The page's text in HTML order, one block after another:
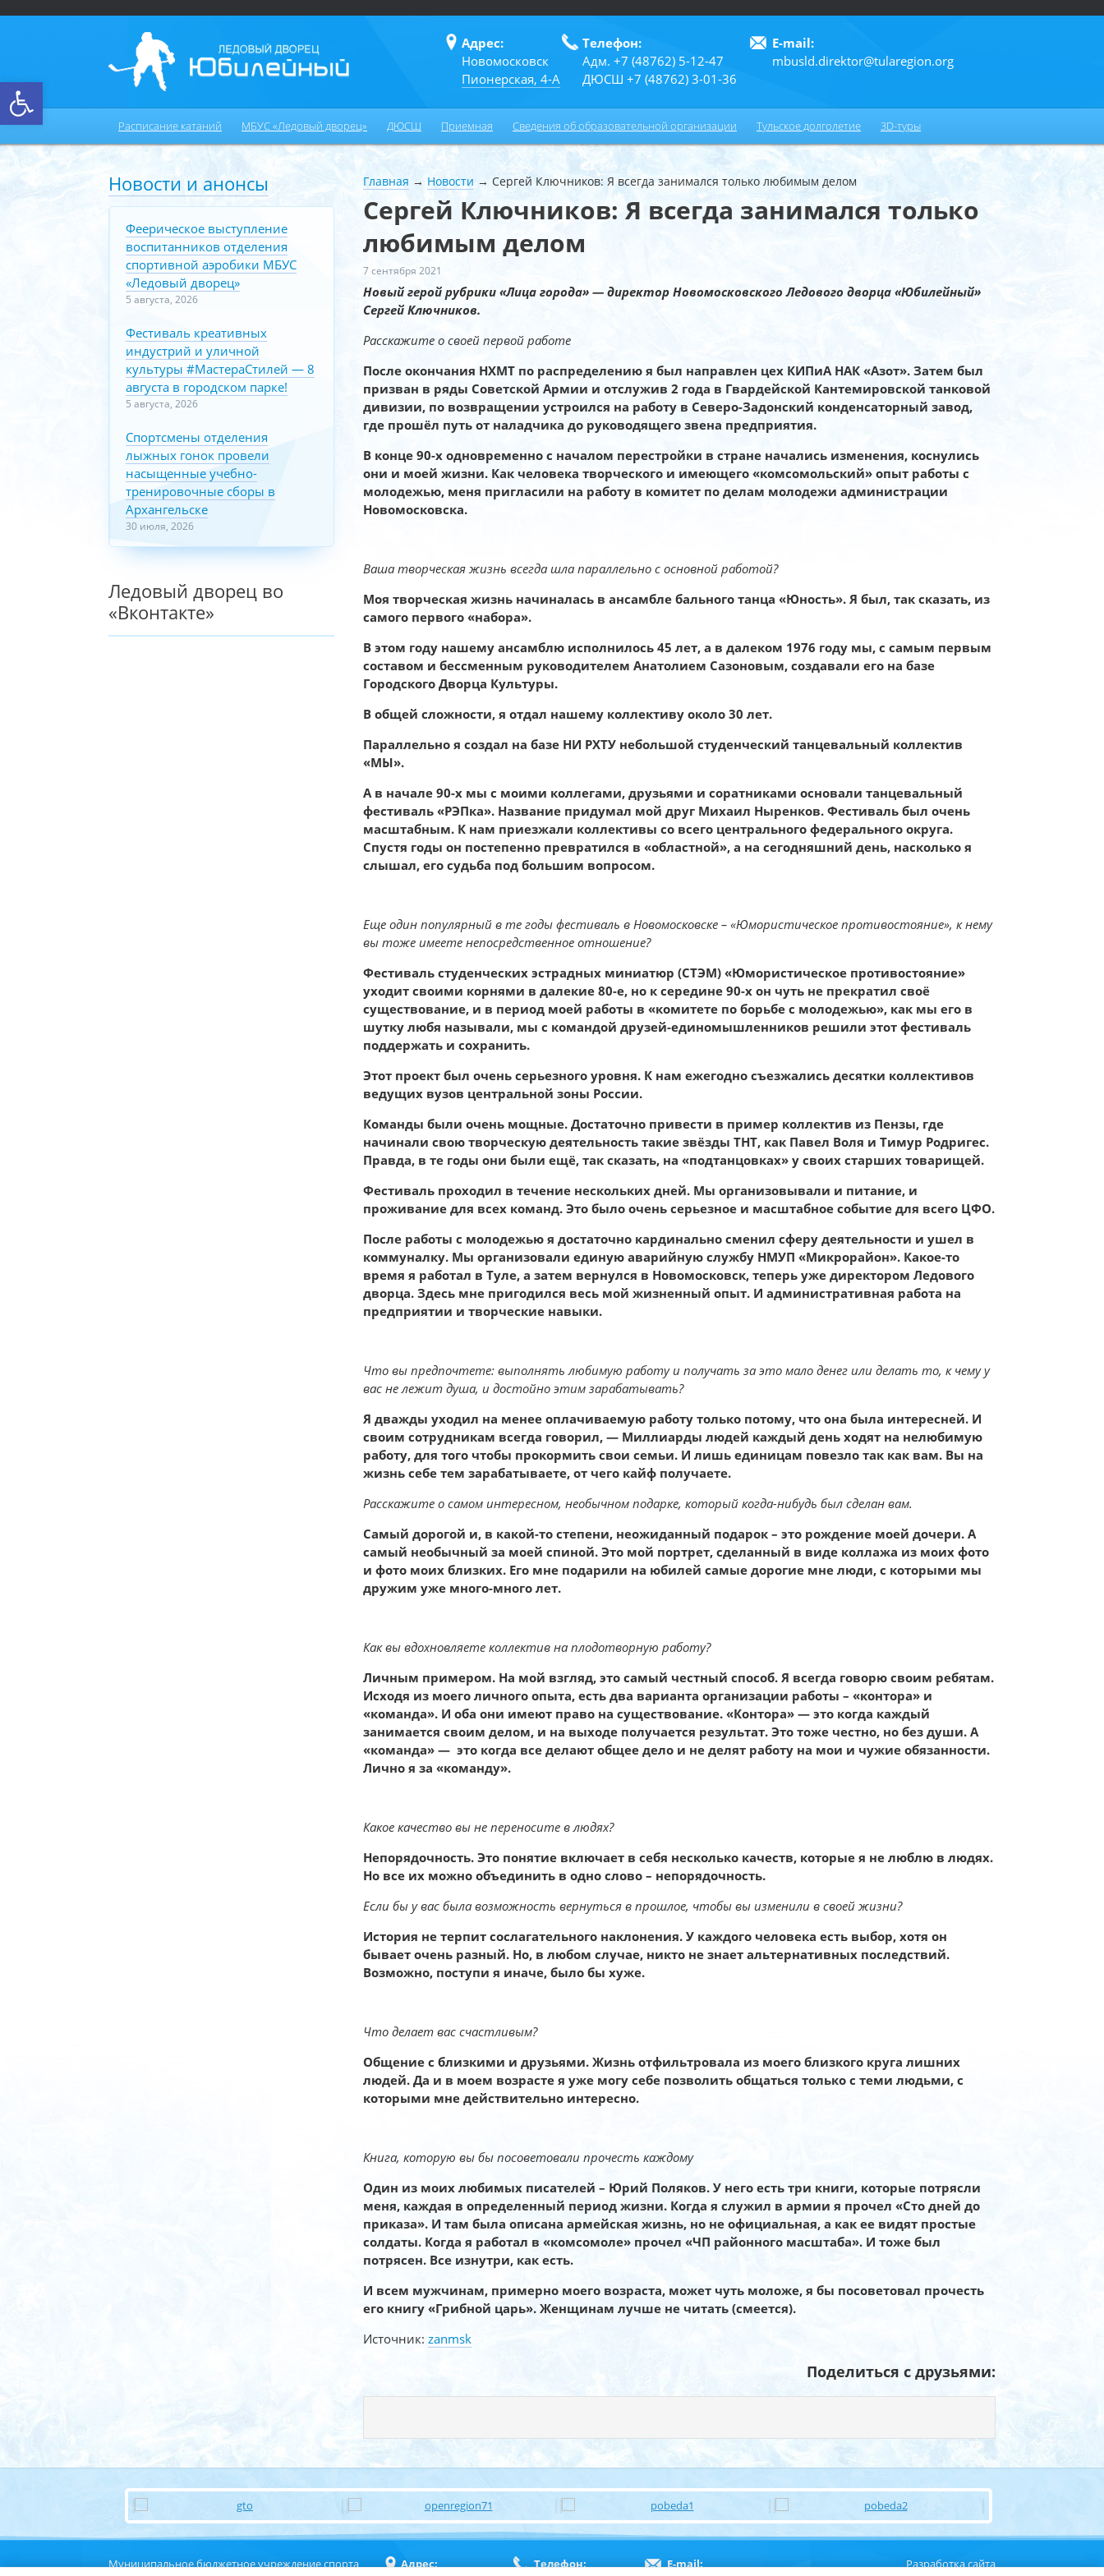
Открыть панель инструментов
Адрес:
Новомосковск
Пионерская, 4-А
Телефон:
Адм. +7 (48762) 5-12-47
ДЮСШ +7 (48762) 3-01-36
E-mail:
mbusld.direktor@tularegion.org
Расписание катаний МБУС «Ледовый дворец» ДЮСШ Приемная Сведения об образовательной организации Тульское долголетие 3D-туры
Главная → Новости →Сергей Ключников: Я всегда занимался только любимым делом
Сергей Ключников: Я всегда занимался только
любимым делом
7 сентября 2021
Новый герой рубрики «Лица города» — директор Новомосковского Ледового дворца «Юбилейный»
Сергей Ключников.
Расскажите о своей первой работе
После окончания НХМТ по распределению я был направлен цех КИПиА НАК «Азот». Затем был
призван в ряды Советской Армии и отслужив 2 года в Гвардейской Кантемировской танковой
дивизии, по возвращении устроился на работу в Северо-Задонский конденсаторный завод,
где прошёл путь от наладчика до руководящего звена предприятия.
В конце 90-х одновременно с началом перестройки в стране начались изменения, коснулись
они и моей жизни. Как человека творческого и имеющего «комсомольский» опыт работы с
молодежью, меня пригласили на работу в комитет по делам молодежи администрации
Новомосковска.
Ваша творческая жизнь всегда шла параллельно с основной работой?
Моя творческая жизнь начиналась в ансамбле бального танца «Юность». Я был, так сказать, из
самого первого «набора».
В этом году нашему ансамблю исполнилось 45 лет, а в далеком 1976 году мы, с самым первым
составом и бессменным руководителем Анатолием Сазоновым, создавали его на базе
Городского Дворца Культуры.
В общей сложности, я отдал нашему коллективу около 30 лет.
Параллельно я создал на базе НИ РХТУ небольшой студенческий танцевальный коллектив
«МЫ».
А в начале 90-х мы с моими коллегами, друзьями и соратниками основали танцевальный
фестиваль «РЭПка». Название придумал мой друг Михаил Ныренков. Фестиваль был очень
масштабным. К нам приезжали коллективы со всего центрального федерального округа.
Спустя годы он постепенно превратился в «областной», а на сегодняшний день, насколько я
слышал, его судьба под большим вопросом.
Еще один популярный в те годы фестиваль в Новомосковске – «Юмористическое противостояние», к нему
вы тоже имеете непосредственное отношение?
Фестиваль студенческих эстрадных миниатюр (СТЭМ) «Юмористическое противостояние»
уходит своими корнями в далекие 80-е, но к середине 90-х он чуть не прекратил своё
существование, и в период моей работы в «комитете по борьбе с молодежью», как мы его в
шутку любя называли, мы с командой друзей-единомышленников решили этот фестиваль
поддержать и сохранить.
Этот проект был очень серьезного уровня. К нам ежегодно съезжались десятки коллективов
ведущих вузов центральной зоны России.
Команды были очень мощные. Достаточно привести в пример коллектив из Пензы, где
начинали свою творческую деятельность такие звёзды ТНТ, как Павел Воля и Тимур Родригес.
Правда, в те годы они были ещё, так сказать, на «подтанцовках» у своих старших товарищей.
Фестиваль проходил в течение нескольких дней. Мы организовывали и питание, и
проживание для всех команд. Это было очень серьезное и масштабное событие для всего ЦФО.
После работы с молодежью я достаточно кардинально сменил сферу деятельности и ушел в
коммуналку. Мы организовали единую аварийную службу НМУП «Микрорайон». Какое-то
время я работал в Туле, а затем вернулся в Новомосковск, теперь уже директором Ледового
дворца. Здесь мне пригодился весь мой жизненный опыт. И административная работа на
предприятии и творческие навыки.
Что вы предпочтете: выполнять любимую работу и получать за это мало денег или делать то, к чему у
вас не лежит душа, и достойно этим зарабатывать?
Я дважды уходил на менее оплачиваемую работу только потому, что она была интересней. И
своим сотрудникам всегда говорил, — Миллиарды людей каждый день ходят на нелюбимую
работу, для того чтобы прокормить свои семьи. И лишь единицам повезло так как вам. Вы на
жизнь себе тем зарабатываете, от чего кайф получаете.
Расскажите о самом интересном, необычном подарке, который когда-нибудь был сделан вам.
Самый дорогой и, в какой-то степени, неожиданный подарок – это рождение моей дочери. А
самый необычный за моей спиной. Это мой портрет, сделанный в виде коллажа из моих фото
и фото моих близких. Его мне подарили на юбилей самые дорогие мне люди, с которыми мы
дружим уже много-много лет.
Как вы вдохновляете коллектив на плодотворную работу?
Личным примером. На мой взгляд, это самый честный способ. Я всегда говорю своим ребятам.
Исходя из моего личного опыта, есть два варианта организации работы – «контора» и
«команда». И оба они имеют право на существование. «Контора» — это когда каждый
занимается своим делом, и на выходе получается результат. Это тоже честно, но без души. А
«команда» — это когда все делают общее дело и не делят работу на мои и чужие обязанности.
Лично я за «команду».
Какое качество вы не переносите в людях?
Непорядочность. Это понятие включает в себя несколько качеств, которые я не люблю в людях.
Но все их можно объединить в одно слово – непорядочность.
Если бы у вас была возможность вернуться в прошлое, чтобы вы изменили в своей жизни?
История не терпит сослагательного наклонения. У каждого человека есть выбор, хотя он
бывает очень разный. Но, в любом случае, никто не знает альтернативных последствий.
Возможно, поступи я иначе, было бы хуже.
Что делает вас счастливым?
Общение с близкими и друзьями. Жизнь отфильтровала из моего близкого круга лишних
людей. Да и в моем возрасте я уже могу себе позволить общаться только с теми людьми, с
которыми мне действительно интересно.
Книга, которую вы бы посоветовали прочесть каждому
Один из моих любимых писателей – Юрий Поляков. У него есть три книги, которые потрясли
меня, каждая в определенный период жизни. Когда я служил в армии я прочел «Сто дней до
приказа». И там была описана армейская жизнь, но не официальная, а как ее видят простые
солдаты. Когда я работал в «комсомоле» прочел «ЧП районного масштаба». И тоже был
потрясен. Все изнутри, как есть.
И всем мужчинам, примерно моего возраста, может чуть моложе, я бы посоветовал прочесть
его книгу «Грибной царь». Женщинам лучше не читать (смеется).
Источник:zanmsk
Поделиться с друзьями:
Новости и анонсы
Феерическое выступление
воспитанников отделения
спортивной аэробики МБУС
«Ледовый дворец»
5 августа, 2026
Фестиваль креативных
индустрий и уличной
культуры #МастераСтилей — 8
августа в городском парке!
5 августа, 2026
Спортсмены отделения
лыжных гонок провели
насыщенные учебно-
тренировочные сборы в
Архангельске
30 июля, 2026
Ледовый дворец во
«Вконтакте»
Муниципальное бюджетное учреждение спорта
Адрес:
Телефон:
E-mail:
Разработка сайта